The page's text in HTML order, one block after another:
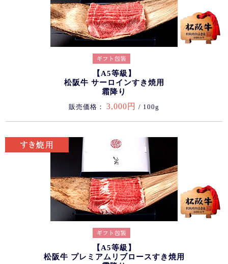
【A5等級】
松阪牛 サーロインすき焼用
霜降り
販売価格： 3,000円 / 100g
【A5等級】
松阪牛 プレミアムリブロースすき焼用